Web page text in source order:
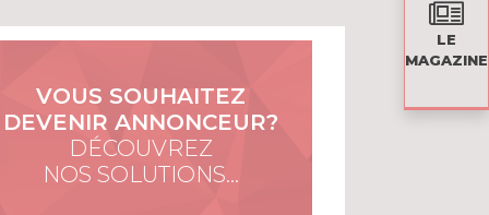
LE
MAGAZINE
VOUS SOUHAITEZ
DEVENIR ANNONCEUR?
DÉCOUVREZ
NOS SOLUTIONS…